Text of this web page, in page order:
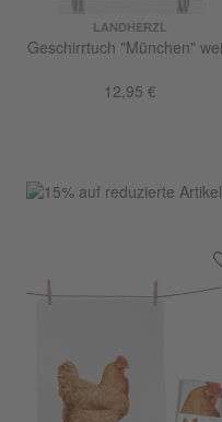
LANDHERZL
Geschirrtuch "München"
12,95 €